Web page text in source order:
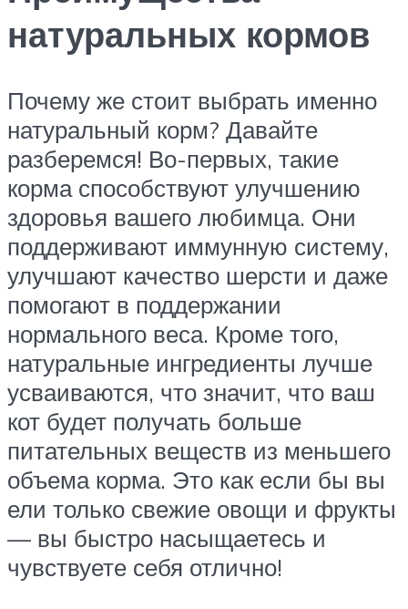
натуральных кормов
Почему же стоит выбрать именно
натуральный корм? Давайте
разберемся! Во-первых, такие
корма способствуют улучшению
здоровья вашего любимца. Они
поддерживают иммунную систему,
улучшают качество шерсти и даже
помогают в поддержании
нормального веса. Кроме того,
натуральные ингредиенты лучше
усваиваются, что значит, что ваш
кот будет получать больше
питательных веществ из меньшего
объема корма. Это как если бы вы
ели только свежие овощи и фрукты
— вы быстро насыщаетесь и
чувствуете себя отлично!